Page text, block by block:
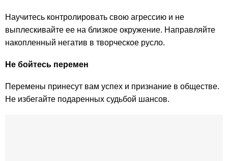
Научитесь контролировать свою агрессию и не
выплескивайте ее на близкое окружение. Направляйте
накопленный негатив в творческое русло.
Не бойтесь перемен
Перемены принесут вам успех и признание в обществе.
Не избегайте подаренных судьбой шансов.